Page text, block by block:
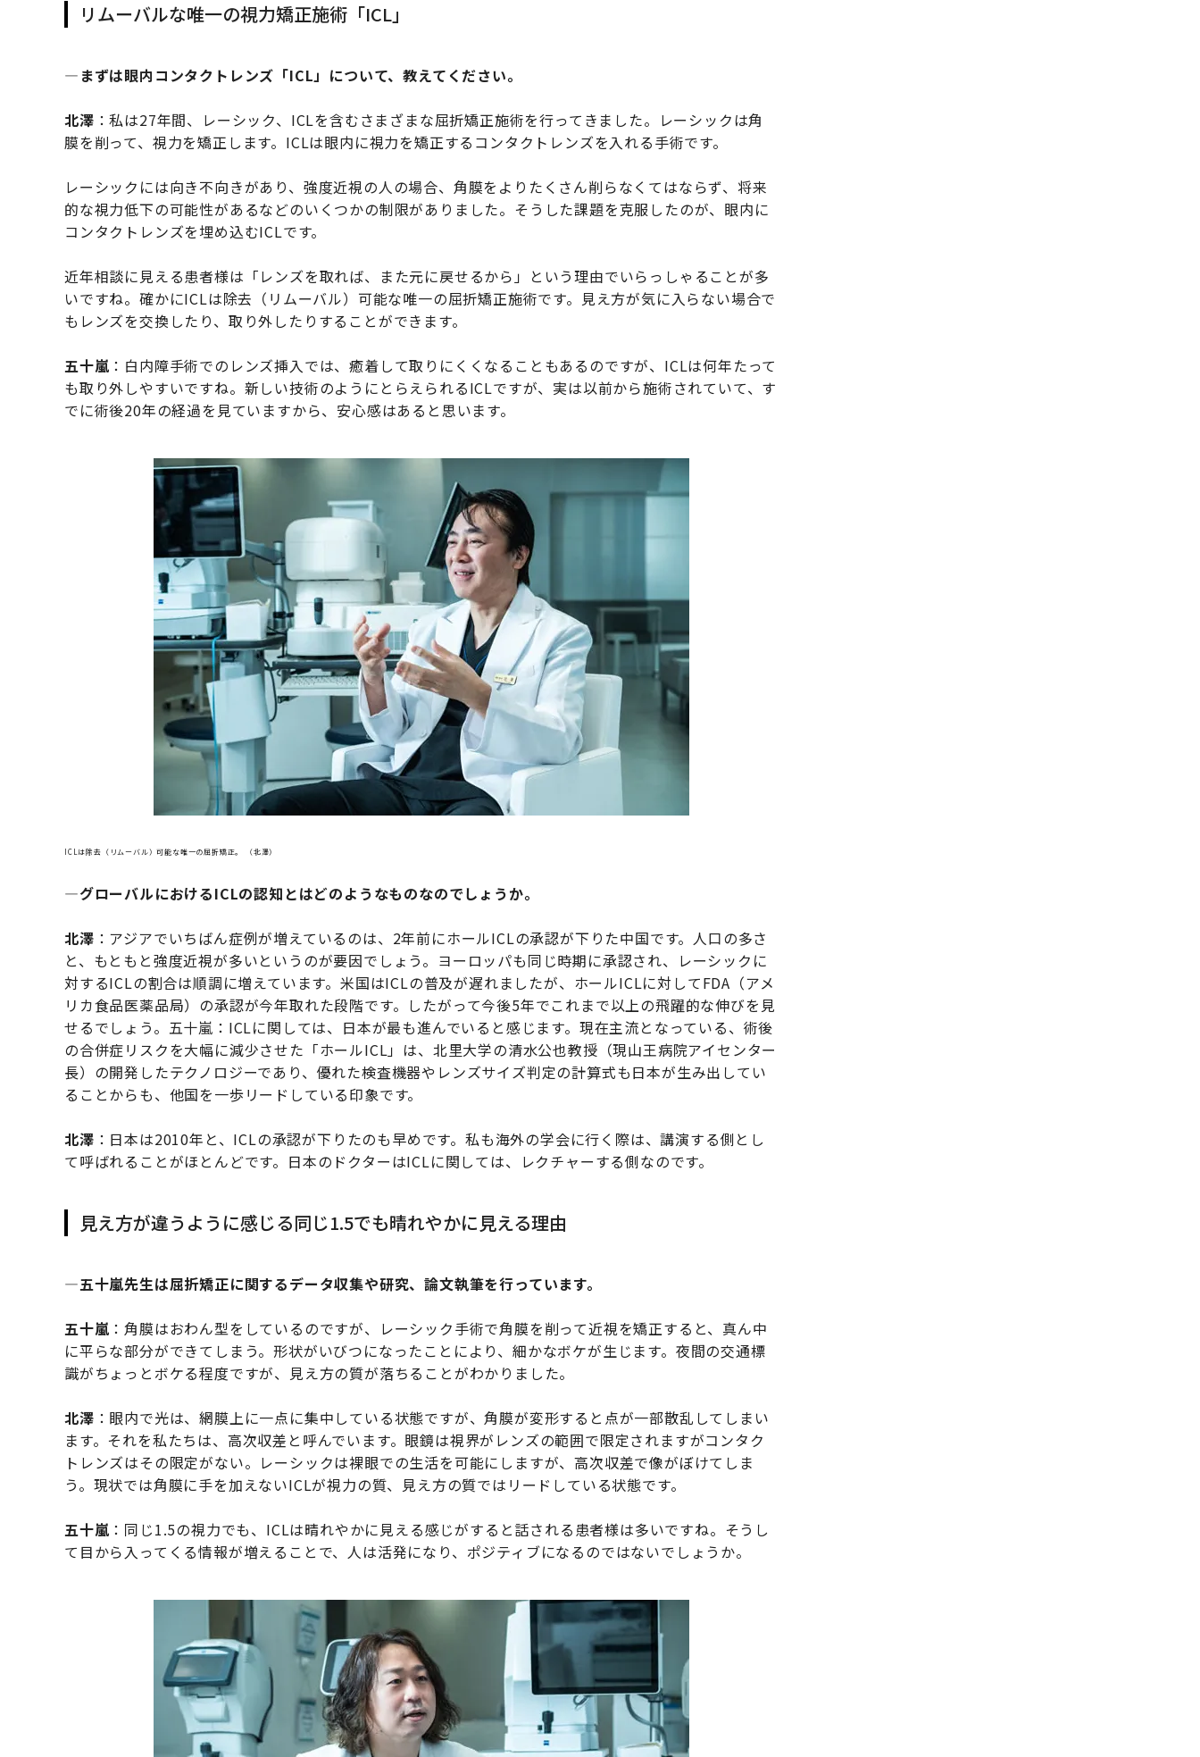
リムーバルな唯一の視力矯正施術「ICL」
―まずは眼内コンタクトレンズ「ICL」について、教えてください。
北澤 ：私は27年間、レーシック、ICLを含むさまざまな屈折矯正施術を行ってきました。レーシックは角
膜を削って、視力を矯正します。ICLは眼内に視力を矯正するコンタクトレンズを入れる手術です。
レーシックには向き不向きがあり、強度近視の人の場合、角膜をよりたくさん削らなくてはならず、将来
的な視力低下の可能性があるなどのいくつかの制限がありました。そうした課題を克服したのが、眼内に
コンタクトレンズを埋め込むICLです。
近年相談に見える患者様は「レンズを取れば、また元に戻せるから」という理由でいらっしゃることが多
いですね。確かにICLは除去（リムーバル）可能な唯一の屈折矯正施術です。見え方が気に入らない場合で
もレンズを交換したり、取り外したりすることができます。
五十嵐 ：白内障手術でのレンズ挿入では、癒着して取りにくくなることもあるのですが、ICLは何年たって
も取り外しやすいですね。新しい技術のようにとらえられるICLですが、実は以前から施術されていて、す
でに術後20年の経過を見ていますから、安心感はあると思います。
ICLは除去（リムーバル）可能な唯一の屈折矯正。 （北澤）
―グローバルにおけるICLの認知とはどのようなものなのでしょうか。
北澤 ：アジアでいちばん症例が増えているのは、2年前にホールICLの承認が下りた中国です。人口の多さ
と、もともと強度近視が多いというのが要因でしょう。ヨーロッパも同じ時期に承認され、レーシックに
対するICLの割合は順調に増えています。米国はICLの普及が遅れましたが、ホールICLに対してFDA（アメ
リカ食品医薬品局）の承認が今年取れた段階です。したがって今後5年でこれまで以上の飛躍的な伸びを見
せるでしょう。五十嵐：ICLに関しては、日本が最も進んでいると感じます。現在主流となっている、術後
の合併症リスクを大幅に減少させた「ホールICL」は、北里大学の清水公也教授（現山王病院アイセンター
長）の開発したテクノロジーであり、優れた検査機器やレンズサイズ判定の計算式も日本が生み出してい
ることからも、他国を一歩リードしている印象です。
北澤 ：日本は2010年と、ICLの承認が下りたのも早めです。私も海外の学会に行く際は、講演する側とし
て呼ばれることがほとんどです。日本のドクターはICLに関しては、レクチャーする側なのです。
見え方が違うように感じる同じ1.5でも晴れやかに見える理由
―五十嵐先生は屈折矯正に関するデータ収集や研究、論文執筆を行っています。
五十嵐 ：角膜はおわん型をしているのですが、レーシック手術で角膜を削って近視を矯正すると、真ん中
に平らな部分ができてしまう。形状がいびつになったことにより、細かなボケが生じます。夜間の交通標
識がちょっとボケる程度ですが、見え方の質が落ちることがわかりました。
北澤 ：眼内で光は、網膜上に一点に集中している状態ですが、角膜が変形すると点が一部散乱してしまい
ます。それを私たちは、高次収差と呼んでいます。眼鏡は視界がレンズの範囲で限定されますがコンタク
トレンズはその限定がない。レーシックは裸眼での生活を可能にしますが、高次収差で像がぼけてしま
う。現状では角膜に手を加えないICLが視力の質、見え方の質ではリードしている状態です。
五十嵐 ：同じ1.5の視力でも、ICLは晴れやかに見える感じがすると話される患者様は多いですね。そうし
て目から入ってくる情報が増えることで、人は活発になり、ポジティブになるのではないでしょうか。